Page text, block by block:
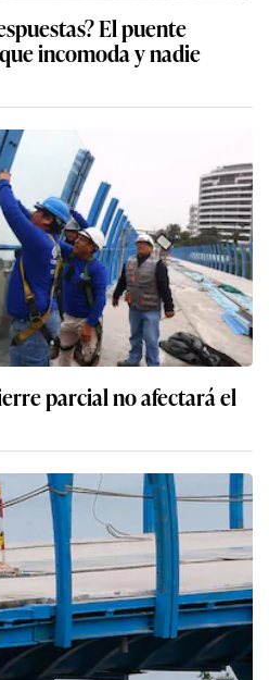
El puente
incomoda y nadie
parcial no afectará el